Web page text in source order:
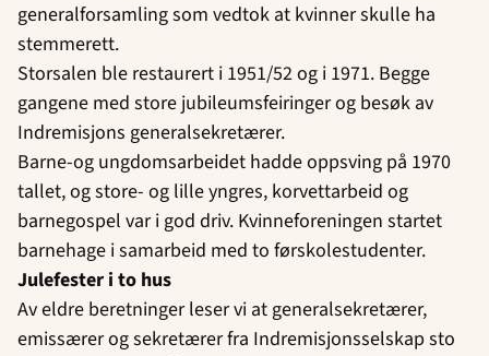
generalforsamling som vedtok at kvinner skulle ha
stemmerett.
Storsalen ble restaurert i 1951/52 og i 1971. Begge
gangene med store jubileumsfeiringer og besøk av
Indremisjons generalsekretærer.
Barne-og ungdomsarbeidet hadde oppsving på 1970
tallet, og store- og lille yngres, korvettarbeid og
barnegospel var i god driv. Kvinneforeningen startet
barnehage i samarbeid med to førskolestudenter.
Julefester i to hus
Av eldre beretninger leser vi at generalsekretærer,
emissærer og sekretærer fra Indremisjonsselskap sto